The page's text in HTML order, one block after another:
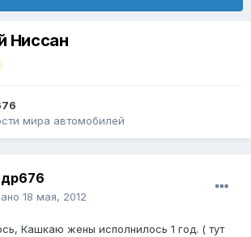
Ниссан
мира автомобилей
18 мая, 2012
Кашкаю жены исполнилось 1 год. ( тут